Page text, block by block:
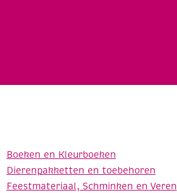
Boeken en Kleurboeken
Dierenpakketten en toebehoren
Feestmateriaal, Schminken en Veren